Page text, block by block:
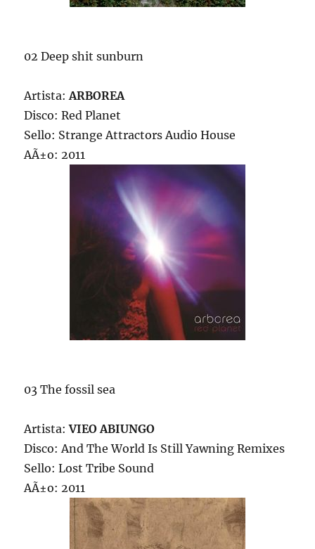
02 Deep shit sunburn
Artista:ARBOREA
Disco: Red Planet
Sello: Strange Attractors Audio House
AÃ±o: 2011
03 The fossil sea
Artista:VIEO ABIUNGO
Disco: And The World Is Still Yawning Remixes
Sello: Lost Tribe Sound
AÃ±o: 2011